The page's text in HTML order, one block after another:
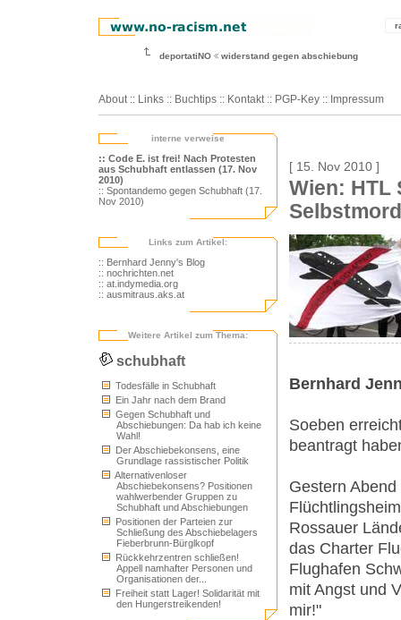
deportatiNO widerstand gegen abschiebung
About :: Links :: Buchtips :: Kontakt :: PGP-Key :: Impressum
interne verweise
:: Code E. ist frei! Nach Protesten
aus Schubhaft entlassen (17. Nov
2010)
:: Spontandemo gegen Schubhaft (17.
Nov 2010)
Links zum Artikel:
:: Bernhard Jenny's Blog
:: nochrichten.net
:: at.indymedia.org
:: ausmitraus.aks.at
Weitere Artikel zum Thema:
schubhaft
Todesfälle in Schubhaft
Ein Jahr nach dem Brand
Gegen Schubhaft und
Abschiebungen: Da hab ich keine
Wahl!
Der Abschiebekonsens, eine
Grundlage rassistischer Politik
Alternativenloser
Abschiebekonsens? Positionen
wahlwerbender Gruppen zu
Schubhaft und Abschiebungen
Positionen der Parteien zur
Schließung des Abschiebelagers
Fieberbrunn-Bürglkopf
Rückkehrzentren schließen!
Appell namhafter Personen und
Organisationen der...
Freiheit statt Lager! Solidarität mit
den Hungerstreikenden!
[ 15. Nov 2010 ]
Wien: HTL
Bernhard
Soeben
beantragt
Gestern
Rossauer
das Charter
Flughafen
mit Angst und
mir!"